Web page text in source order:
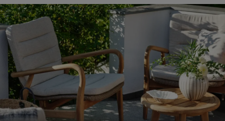
Innemöbler
Inredning
Presentkort
Butik
Kundtjänst